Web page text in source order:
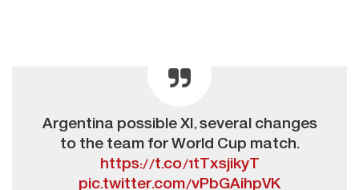
Argentina possible XI, several changes
to the team for World Cup match.
https://t.co/1tTxsjikyT
pic.twitter.com/vPbGAihpVK